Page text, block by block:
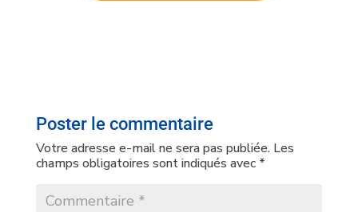
Poster le commentaire
Votre adresse e-mail ne sera pas publiée. Les
champs obligatoires sont indiqués avec *